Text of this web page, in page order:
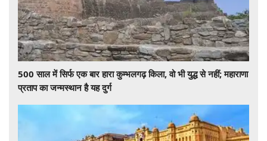
500 साल में सिर्फ एक बार हारा कुम्भलगढ़ किला, वो भी युद्ध से नहीं; महाराणा
प्रताप का जन्मस्थान है यह दुर्ग